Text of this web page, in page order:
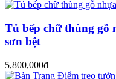
Tủ bếp chữ thùng gỗ
sơn bệt
5,800,000đ